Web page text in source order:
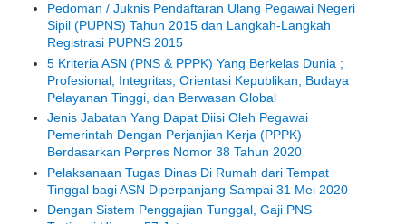
Pedoman / Juknis Pendaftaran Ulang Pegawai Negeri
Sipil (PUPNS) Tahun 2015 dan Langkah-Langkah
Registrasi PUPNS 2015
5 Kriteria ASN (PNS & PPPK) Yang Berkelas Dunia ;
Profesional, Integritas, Orientasi Kepublikan, Budaya
Pelayanan Tinggi, dan Berwasan Global
Jenis Jabatan Yang Dapat Diisi Oleh Pegawai
Pemerintah Dengan Perjanjian Kerja (PPPK)
Berdasarkan Perpres Nomor 38 Tahun 2020
Pelaksanaan Tugas Dinas Di Rumah dari Tempat
Tinggal bagi ASN Diperpanjang Sampai 31 Mei 2020
Dengan Sistem Penggajian Tunggal, Gaji PNS